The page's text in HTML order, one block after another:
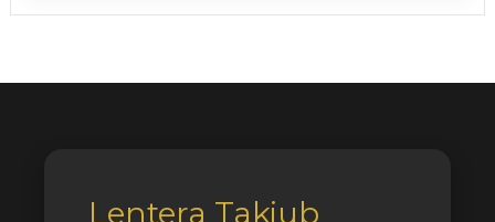
Lentera Takjub